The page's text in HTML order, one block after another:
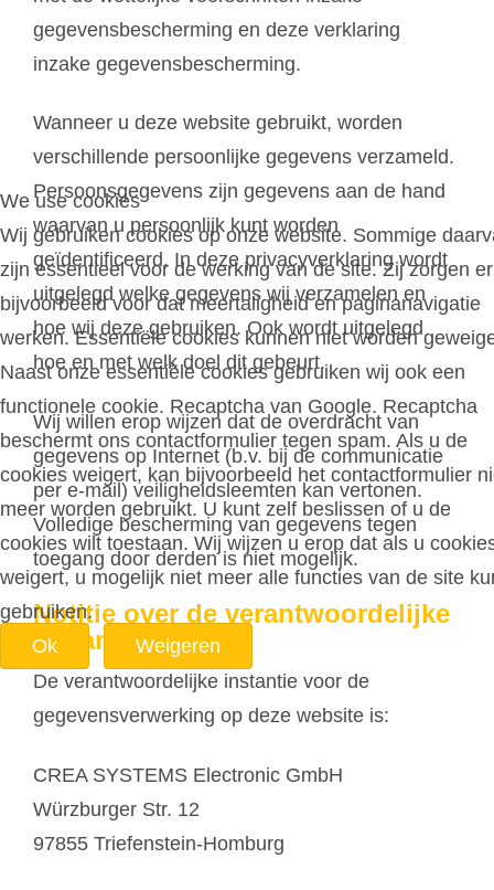
gegevensbescherming en deze verklaring
inzake gegevensbescherming.
Wanneer u deze website gebruikt, worden
verschillende persoonlijke gegevens verzameld.
Persoonsgegevens zijn gegevens aan de hand
waarvan u persoonlijk kunt worden
geïdentificeerd. In deze privacyverklaring wordt
uitgelegd welke gegevens wij verzamelen en
hoe wij deze gebruiken. Ook wordt uitgelegd
hoe en met welk doel dit gebeurt.
Wij willen erop wijzen dat de overdracht van
gegevens op Internet (b.v. bij de communicatie
per e-mail) veiligheidsleemten kan vertonen.
Volledige bescherming van gegevens tegen
toegang door derden is niet mogelijk.
Notitie over de verantwoordelijke
instantie
De verantwoordelijke instantie voor de
gegevensverwerking op deze website is:
CREA SYSTEMS Electronic GmbH
Würzburger Str. 12
97855 Triefenstein-Homburg
We use cookies
Wij gebruiken cookies op onze website. Sommige
zijn essentieel voor de werking van de site. Zij zorgen er
bijvoorbeeld voor dat meertaligheid en paginanavigatie
werken. Essentiële cookies kunnen niet worden
Naast onze essentiële cookies gebruiken wij ook een
functionele cookie. Recaptcha van Google. Recaptcha
beschermt ons contactformulier tegen spam. Als u de
cookies weigert, kan bijvoorbeeld het contactformulier
meer worden gebruikt. U kunt zelf beslissen of u de
cookies wilt toestaan. Wij wijzen u erop dat als u
weigert, u mogelijk niet meer alle functies van de site
gebruiken.
Ok
Weigeren